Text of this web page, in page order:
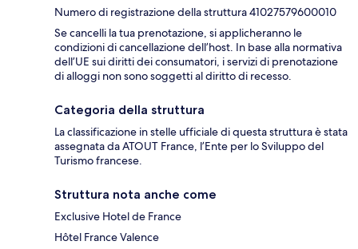
Numero di registrazione della struttura 41027579600010
Se cancelli la tua prenotazione, si applicheranno le
condizioni di cancellazione dell’host. In base alla normativa
dell’UE sui diritti dei consumatori, i servizi di prenotazione
di alloggi non sono soggetti al diritto di recesso.
Categoria della struttura
La classificazione in stelle ufficiale di questa struttura è stata
assegnata da ATOUT France, l’Ente per lo Sviluppo del
Turismo francese.
Struttura nota anche come
Exclusive Hotel de France
Hôtel France Valence